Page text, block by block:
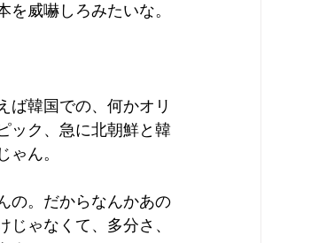
威嚇しろみたいな。
ば韓国での、何かオリ
ック、急に北朝鮮と韓
ん。
の。だからなんかあの
ゃなくて、多分さ、